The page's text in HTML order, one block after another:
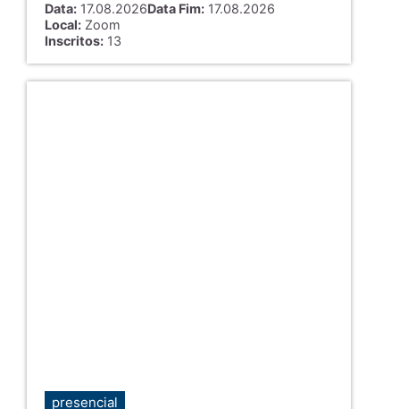
Data:17.08.2026Data Fim:17.08.2026
Local:Zoom
Inscritos:13
presencial